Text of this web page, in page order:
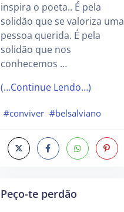
inspira o poeta.. É pela
solidão que se valoriza uma
pessoa querida. É pela
solidão que nos
conhecemos …
(…Continue Lendo…)
#conviver #belsalviano
Peço-te perdão